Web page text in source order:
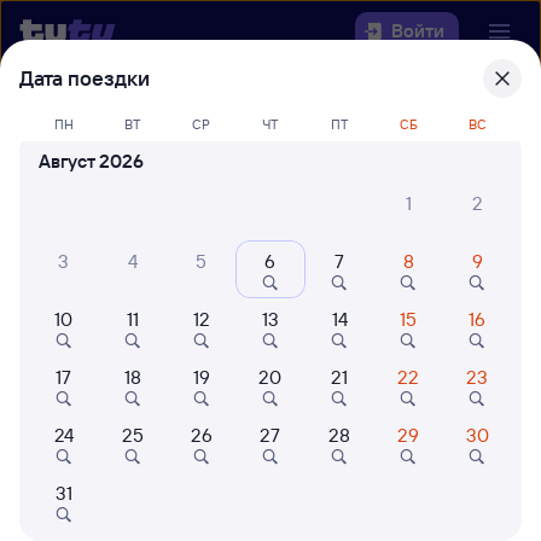
Войти
Выберите день, чтобы найтиж/д
билеты Златоуст — Коршуниха-
Ангарская
Откуда
Куда
Когда
Кто едет
Дата поездки
ПН ВТ СР ЧТ ПТ СБ ВС
Август 2026
1
2
3 4 5 6 7 8 9
10 11 12 13 14 15 16
17 18 19 20 21 22 23
24 25 26 27 28 29 30
31